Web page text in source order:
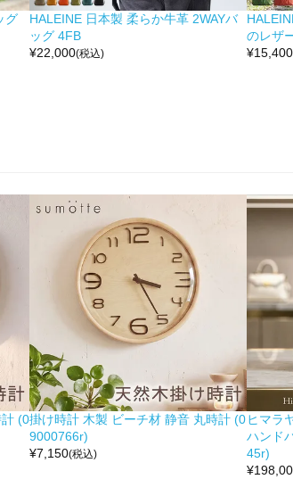
グ
HALEINE 日本製 柔らか牛革 2WAYバ
ッグ 4FB
¥22,000(税込)
のレザ
¥15,400
(0掛け時計 木製 ビーチ材 静音 丸時計 (0
9000766r)
¥7,150(税込)
ヒマラ
ハンド
45r)
¥